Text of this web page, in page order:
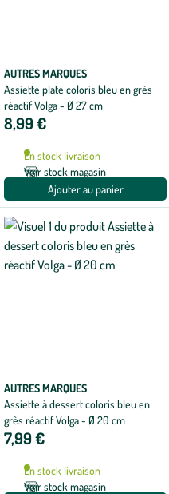
AUTRES MARQUES
Assiette plate coloris bleu en grès
réactif Volga - Ø 27 cm
8,99 €
En stock livraison
Voir stock magasin
Ajouter au panier
AUTRES MARQUES
Assiette à dessert coloris bleu en
grès réactif Volga - Ø 20 cm
7,99 €
En stock livraison
Voir stock magasin